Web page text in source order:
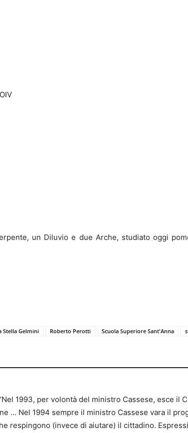
un Diluvio e due Arche, studiato oggi
Stella Gelmini Roberto Perotti Scuola Superiore Sant'Anna
1993, per volontà del ministro Cassese, esce il
… Nel 1994 sempre il ministro Cassese vara il
respingono (invece di aiutare) il cittadino.